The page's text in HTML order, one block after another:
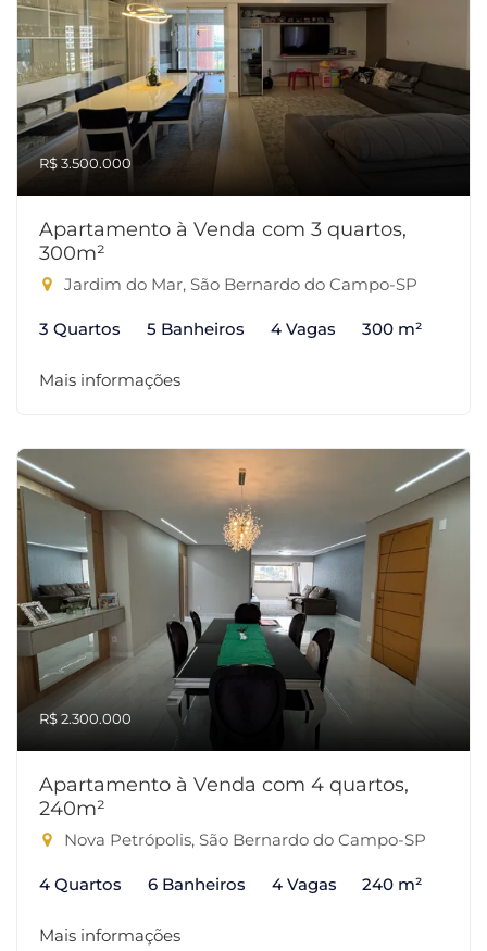
R$ 3.500.000
Apartamento à Venda com 3 quartos,
300m²
Jardim do Mar, São Bernardo do Campo-SP
3 Quartos 5 Banheiros 4 Vagas 300 m²
Mais informações
R$ 2.300.000
Apartamento à Venda com 4 quartos,
240m²
Nova Petrópolis, São Bernardo do Campo-SP
4 Quartos 6 Banheiros 4 Vagas 240 m²
Mais informações